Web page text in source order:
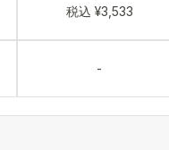
税込 ¥3,533
-